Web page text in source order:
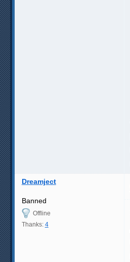
Dreamject
Banned
Offline
Thanks: 4